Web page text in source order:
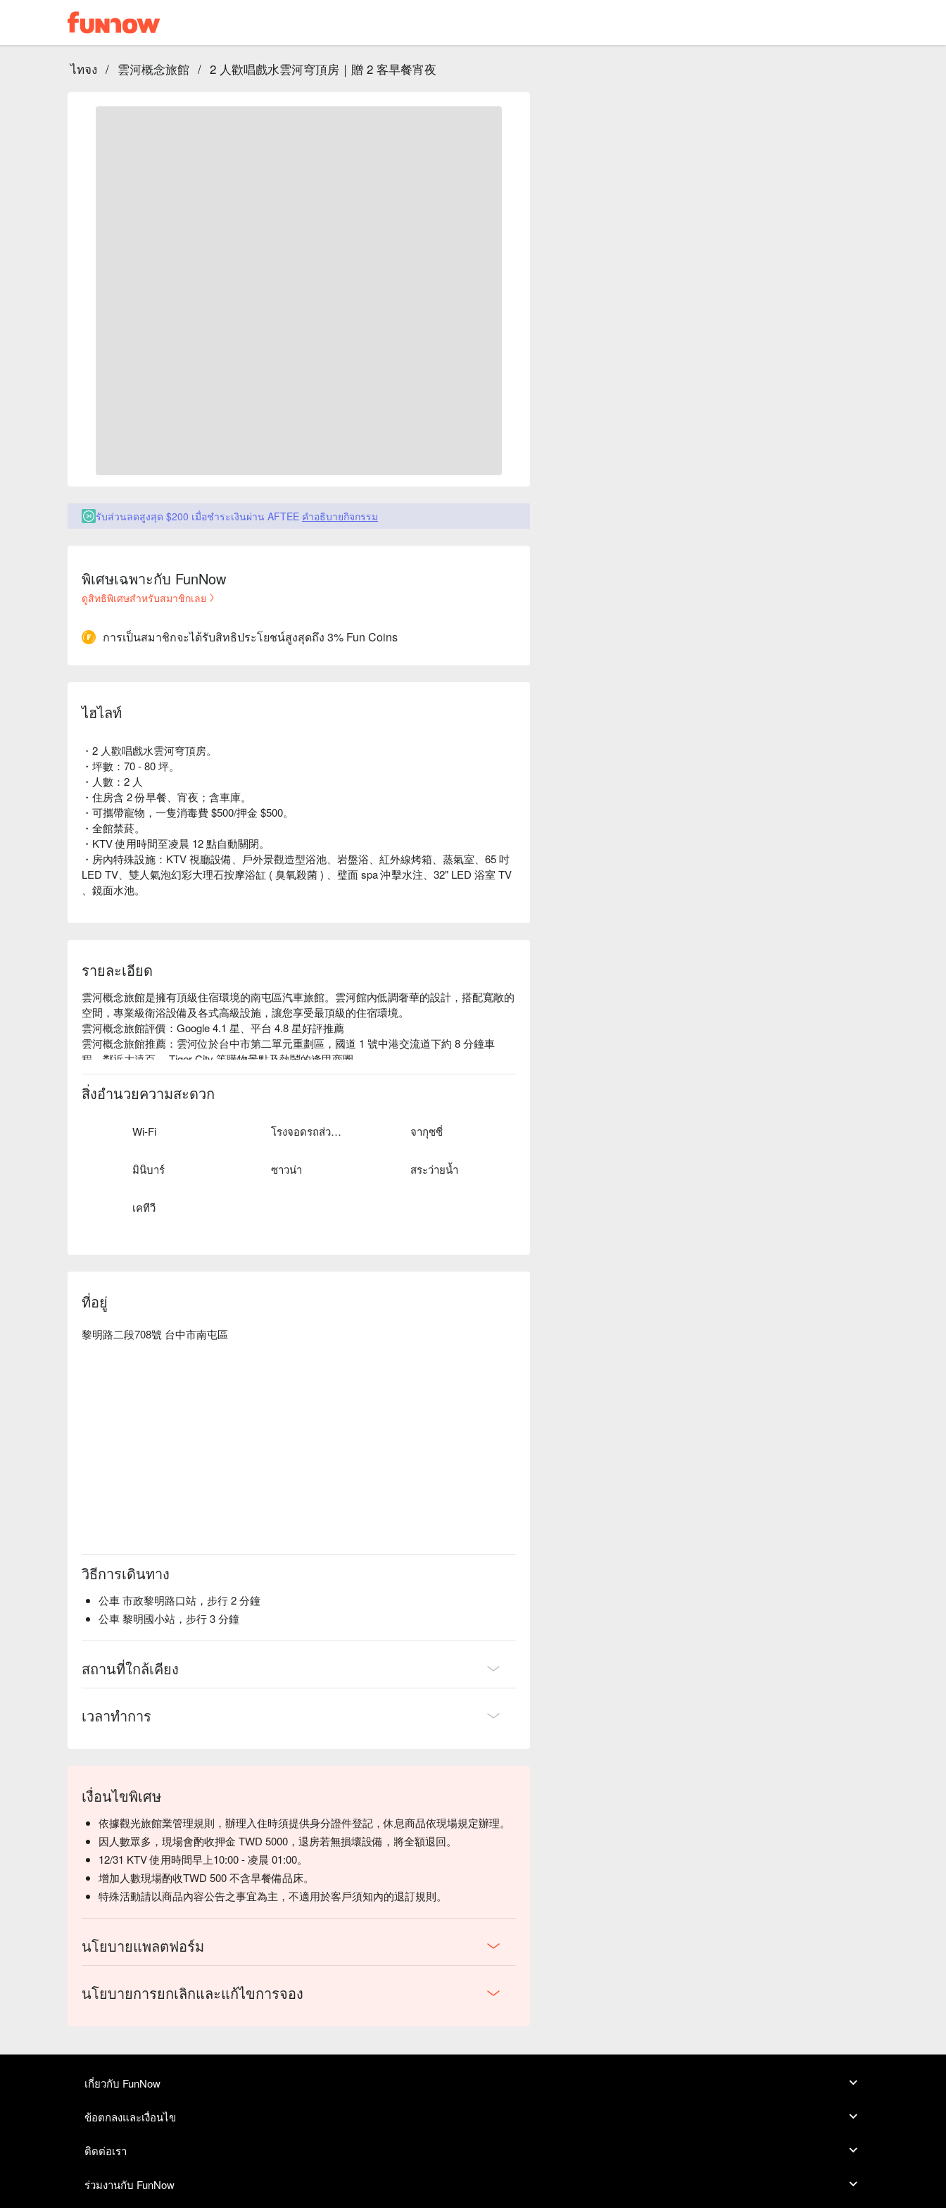
ไทจง / 雲河概念旅館 / 2 人歡唱戲水雲河穹頂房｜贈 2 客早餐宵夜
รับส่วนลดสูงสุด $200 เมื่อชำระเงินผ่าน AFTEE คำอธิบายกิจกรรม
พิเศษเฉพาะกับ FunNow
ดูสิทธิพิเศษสำหรับสมาชิกเลย
การเป็นสมาชิกจะได้รับสิทธิประโยชน์สูงสุดถึง 3% Fun Coins
ไฮไลท์
・2 人歡唱戲水雲河穹頂房。
・坪數：70 - 80 坪。
・人數：2 人
・住房含 2 份早餐、宵夜；含車庫。
・可攜帶寵物，一隻消毒費 $500/押金 $500。
・全館禁菸。
・KTV 使用時間至凌晨 12 點自動關閉。
・房內特殊設施：KTV 視廳設備、戶外景觀造型浴池、岩盤浴、紅外線烤箱、蒸氣室、65 吋
LED TV、雙人氣泡幻彩大理石按摩浴缸 ( 臭氧殺菌 ) 、璧面 spa 沖擊水注、32" LED 浴室 TV
、鏡面水池。
รายละเอียด
雲河概念旅館是擁有頂級住宿環境的南屯區汽車旅館。雲河館內低調奢華的設計，搭配寬敞的
空間，專業級衛浴設備及各式高級設施，讓您享受最頂級的住宿環境。
雲河概念旅館評價：Google 4.1 星、平台 4.8 星好評推薦
雲河概念旅館推薦：雲河位於台中市第二單元重劃區，國道 1 號中港交流道下約 8 分鐘車
程，鄰近大遠百、 Tiger City 等購物景點及熱鬧的逢甲商圈。
雲河概念旅館優惠、雲河概念旅館住宿方案、雲河概念旅館休息方案立刻查看⬇︎
สิ่งอำนวยความสะดวก
Wi-Fi โรงจอดรถส่วนตัว จากุซซี่
มินิบาร์ ซาวน่า สระว่ายน้ำ
เคทีวี
ที่อยู่
黎明路二段708號 台中市南屯區
วิธีการเดินทาง
公車 市政黎明路口站，步行 2 分鐘
公車 黎明國小站，步行 3 分鐘
สถานที่ใกล้เคียง
เวลาทำการ
เงื่อนไขพิเศษ
依據觀光旅館業管理規則，辦理入住時須提供身分證件登記，休息商品依現場規定辦理。
因人數眾多，現場會酌收押金 TWD 5000，退房若無損壞設備，將全額退回。
12/31 KTV 使用時間早上10:00 - 凌晨 01:00。
增加人數現場酌收TWD 500 不含早餐備品床。
特殊活動請以商品內容公告之事宜為主，不適用於客戶須知內的退訂規則。
นโยบายแพลตฟอร์ม
นโยบายการยกเลิกและแก้ไขการจอง
เกี่ยวกับ FunNow
ข้อตกลงและเงื่อนไข
ติดต่อเรา
ร่วมงานกับ FunNow